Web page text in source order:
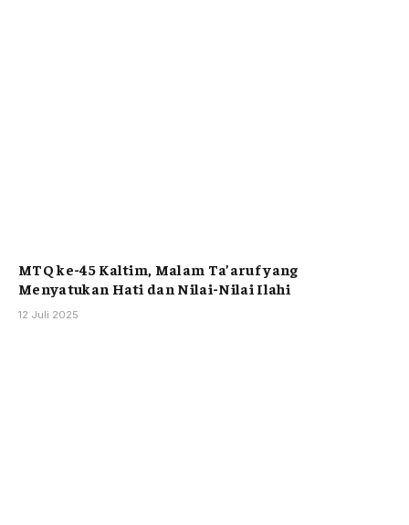
MTQ ke-45 Kaltim, Malam Ta’aruf yang
Menyatukan Hati dan Nilai-Nilai Ilahi
12 Juli 2025